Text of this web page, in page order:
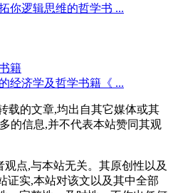
你逻辑思维的哲学书 ...
籍
经济学及哲学书籍《 ...
载的文章,均出自其它媒体或其
的信息,并不代表本站赞同其观
点,与本站无关。其原创性以及
证实,本站对该文以及其中全部